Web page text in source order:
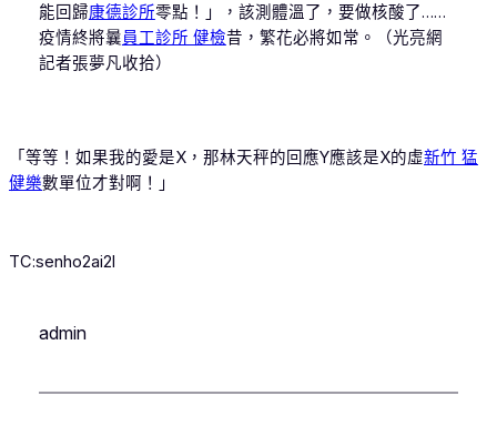
能回歸康德診所零點！」，該測體溫了，要做核酸了……
疫情終將曩員工診所 健檢昔，繁花必將如常。（光亮網
記者張夢凡收拾）
「等等！如果我的愛是X，那林天秤的回應Y應該是X的虛新竹 猛
健樂數單位才對啊！」
TC:senho2ai2l
admin